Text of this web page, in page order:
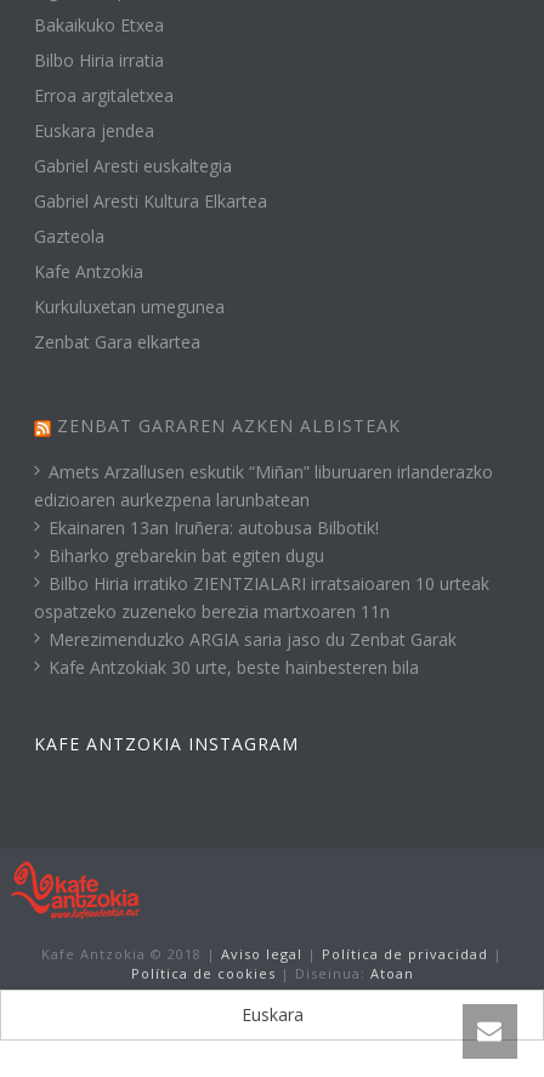
Bakaikuko Etxea
Bilbo Hiria irratia
Erroa argitaletxea
Euskara jendea
Gabriel Aresti euskaltegia
Gabriel Aresti Kultura Elkartea
Gazteola
Kafe Antzokia
Kurkuluxetan umegunea
Zenbat Gara elkartea
ZENBAT GARAREN AZKEN ALBISTEAK
Amets Arzallusen eskutik “Miñan” liburuaren irlanderazko
edizioaren aurkezpena larunbatean
Ekainaren 13an Iruñera: autobusa Bilbotik!
Biharko grebarekin bat egiten dugu
Bilbo Hiria irratiko ZIENTZIALARI irratsaioaren 10 urteak
ospatzeko zuzeneko berezia martxoaren 11n
Merezimenduzko ARGIA saria jaso du Zenbat Garak
Kafe Antzokiak 30 urte, beste hainbesteren bila
KAFE ANTZOKIA INSTAGRAM
Kafe Antzokia © 2018 | Aviso legal | Política de privacidad |
Política de cookies | Diseinua: Atoan
Euskara